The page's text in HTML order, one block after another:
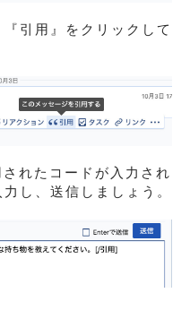
引用』をクリックして
れたコードが入力され
し、送信しましょう。